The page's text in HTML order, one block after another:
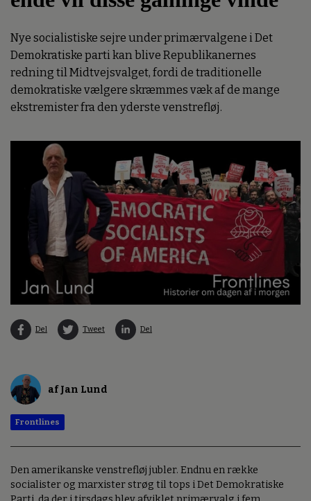
Nye socialistiske sejre under primærvalgene i Det
Demokratiske parti kan blive Republikanernes
redning til Midtvejsvalget, fordi de traditionelle
demokratiske vælgere skræmmes væk af de mange
ekstremister fra den yderste venstrefløj.
Del Tweet Del
af Jan Lund
Frontlines
Den amerikanske venstrefløj jubler. Endnu en række
socialister og marxister strøg til tops i Det Demokratiske